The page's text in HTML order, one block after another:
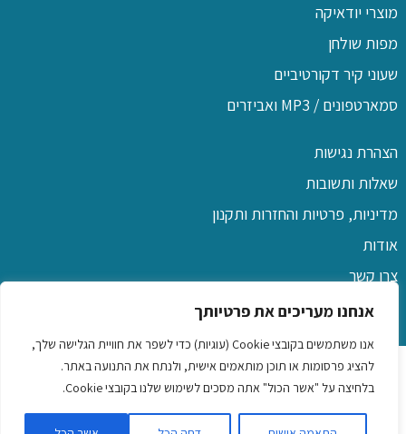
אנחנו מעריכים את פרטיותך
אנו משתמשים בקובצי Cookie (עוגיות) כדי לשפר את חוויית הגלישה שלך,
להציג פרסומות או תוכן מותאמים אישית, ולנתח את התנועה באתר.
בלחיצה על "אשר הכול" אתה מסכים לשימוש שלנו בקובצי Cookie.
מוצרי יודאיקה
מפות שולחן
שעוני קיר דקורטיביים
סמארטפונים / MP3 ואביזרים
הצהרת נגישות
שאלות ותשובות
מדיניות, פרטיות והחזרות ותקנון
אודות
צרו קשר
כל הזכויות שמורות לפו שם